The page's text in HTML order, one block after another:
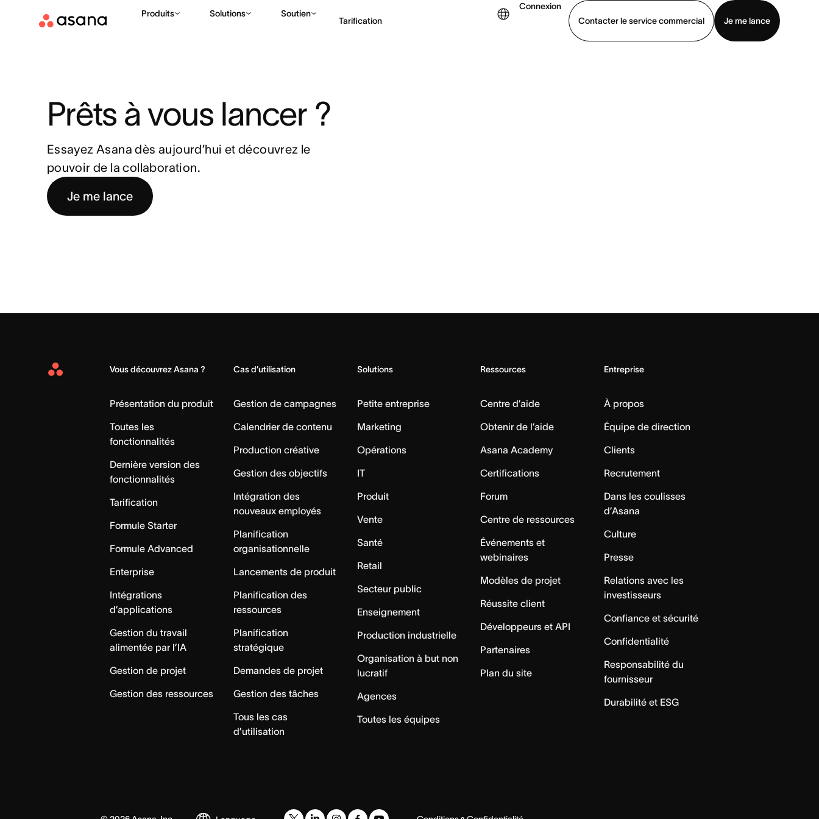
Produits Solutions Soutien
Tarification
Connexion
Contacter le service commercial
Je me lance
Prêts à vous lancer ?
Essayez Asana dès aujourd’hui et découvrez le
pouvoir de la collaboration.
Je me lance
Asana
Vous découvrez Asana ?
Présentation du produit
Toutes les
fonctionnalités
Dernière version des
fonctionnalités
Tarification
Formule Starter
Formule Advanced
Enterprise
Intégrations
d’applications
Gestion du travail
alimentée par l’IA
Gestion de projet
Gestion des ressources
Cas d’utilisation
Gestion de campagnes
Calendrier de contenu
Production créative
Gestion des objectifs
Intégration des
nouveaux employés
Planification
organisationnelle
Lancements de produit
Planification des
ressources
Planification
stratégique
Demandes de projet
Gestion des tâches
Tous les cas
d’utilisation
Solutions
Petite entreprise
Marketing
Opérations
IT
Produit
Vente
Santé
Retail
Secteur public
Enseignement
Production industrielle
Organisation à but non
lucratif
Agences
Toutes les équipes
Ressources
Centre d’aide
Obtenir de l’aide
Asana Academy
Certifications
Forum
Centre de ressources
Événements et
webinaires
Modèles de projet
Réussite client
Développeurs et API
Partenaires
Plan du site
Entreprise
À propos
Équipe de direction
Clients
Recrutement
Dans les coulisses
d’Asana
Culture
Presse
Relations avec les
investisseurs
Confiance et sécurité
Confidentialité
Responsabilité du
fournisseur
Durabilité et ESG